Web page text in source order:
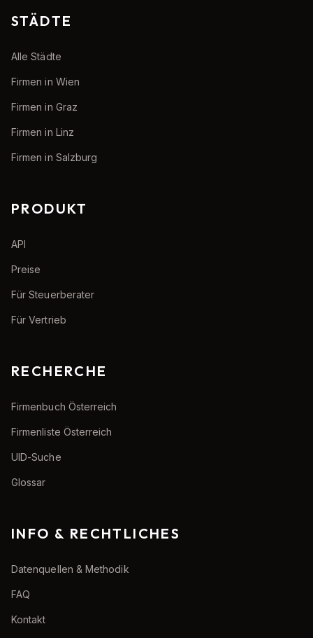
STÄDTE
Alle Städte
Firmen in Wien
Firmen in Graz
Firmen in Linz
Firmen in Salzburg
PRODUKT
API
Preise
Für Steuerberater
Für Vertrieb
RECHERCHE
Firmenbuch Österreich
Firmenliste Österreich
UID-Suche
Glossar
INFO & RECHTLICHES
Datenquellen & Methodik
FAQ
Kontakt